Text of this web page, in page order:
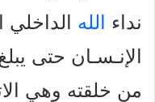
نداء
الله
الإنـسـان حتى
من خلقته وهي